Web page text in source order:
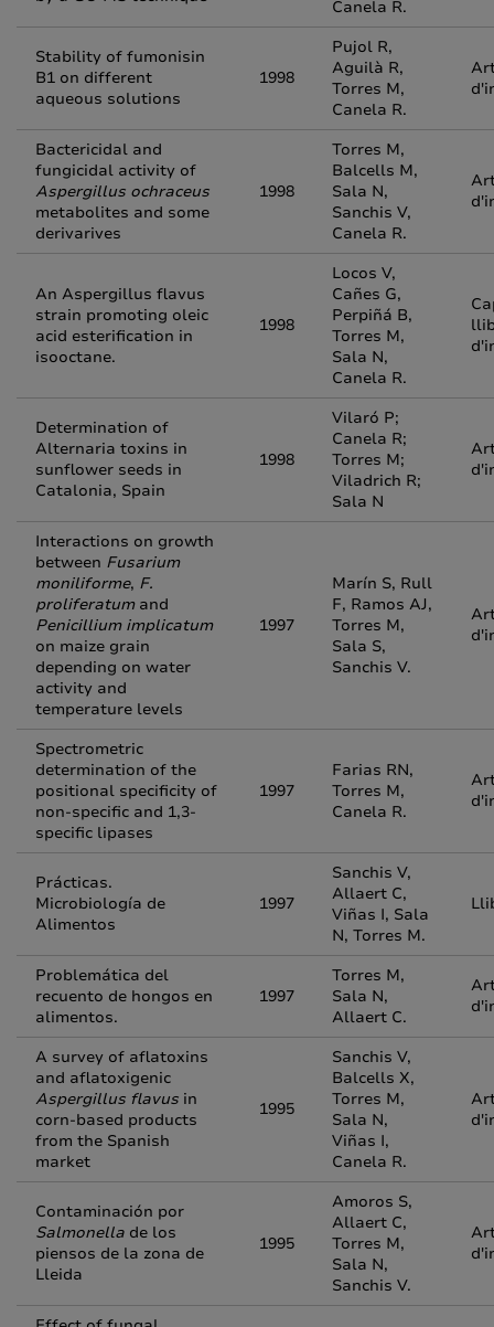
Canela R.
Stability of fumonisin
B1 on different
aqueous solutions
1998
Pujol R,
Aguilà R,
Torres M,
Canela R.
Bactericidal and
fungicidal activity of
Aspergillus ochraceus
metabolites and some
derivarives
1998
Torres M,
Balcells M,
Sala N,
Sanchis V,
Canela R.
An Aspergillus flavus
strain promoting oleic
acid esterification in
isooctane.
1998
Locos V,
Cañes G,
Perpiñá B,
Torres M,
Sala N,
Canela R.
Determination of
Alternaria toxins in
sunflower seeds in
Catalonia, Spain
1998
Vilaró P;
Canela R;
Torres M;
Viladrich R;
Sala N
Interactions on growth
between Fusarium
moniliforme, F.
proliferatumand
Penicillium implicatum
on maize grain
depending on water
activity and
temperature levels
1997
Marín S, Rull
F, Ramos AJ,
Torres M,
Sala S,
Sanchis V.
Spectrometric
determination of the
positional specificity of
non-specific and 1,3-
specific lipases
1997
Farias RN,
Torres M,
Canela R.
Prácticas.
Microbiología de
Alimentos
1997
Sanchis V,
Allaert C,
Viñas I, Sala
N, Torres M.
Problemática del
recuento de hongos en
alimentos.
1997
Torres M,
Sala N,
Allaert C.
A survey of aflatoxins
and aflatoxigenic
Aspergillus flavus in
corn-based products
from the Spanish
market
1995
Sanchis V,
Balcells X,
Torres M,
Sala N,
Viñas I,
Canela R.
Contaminación por
Salmonella de los
piensos de la zona de
Lleida
1995
Amoros S,
Allaert C,
Torres M,
Sala N,
Sanchis V.